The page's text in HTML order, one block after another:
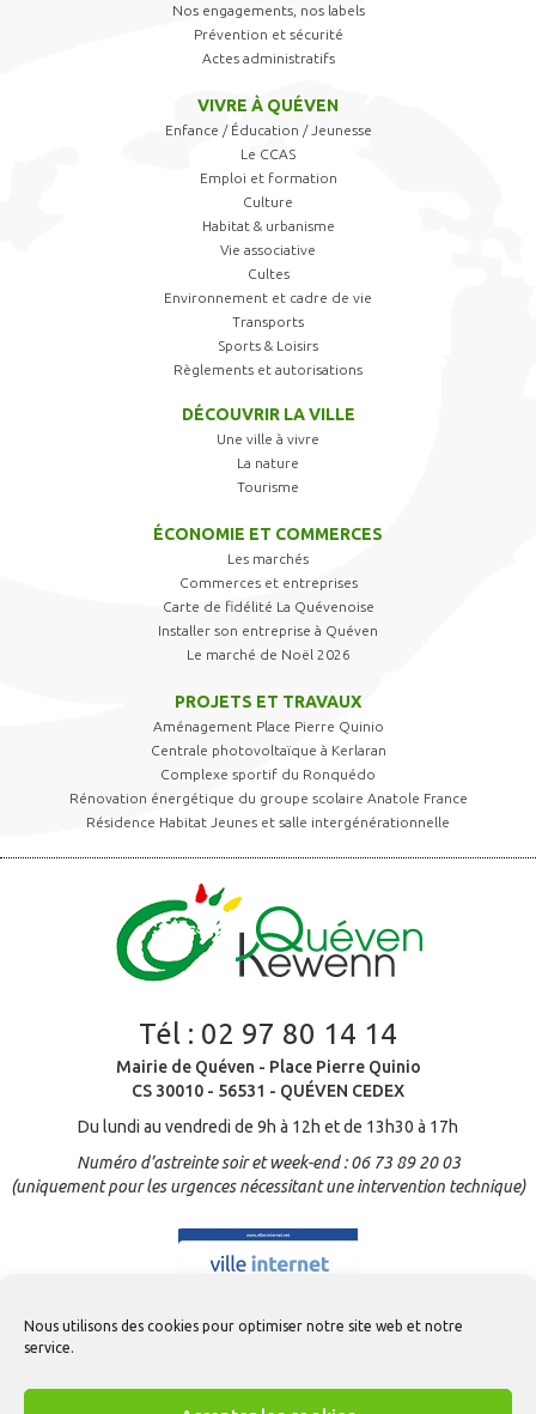
Nous utilisons des cookies pour optimiser notre site web et notre
service.
Nos engagements, nos labels
Prévention et sécurité
Actes administratifs
VIVRE À QUÉVEN
Enfance / Éducation / Jeunesse
Le CCAS
Emploi et formation
Culture
Habitat & urbanisme
Vie associative
Cultes
Environnement et cadre de vie
Transports
Sports & Loisirs
Règlements et autorisations
DÉCOUVRIR LA VILLE
Une ville à vivre
La nature
Tourisme
ÉCONOMIE ET COMMERCES
Les marchés
Commerces et entreprises
Carte de fidélité La Quévenoise
Installer son entreprise à Quéven
Le marché de Noël 2026
PROJETS ET TRAVAUX
Aménagement Place Pierre Quinio
Centrale photovoltaïque à Kerlaran
Complexe sportif du Ronquédo
Rénovation énergétique du groupe scolaire Anatole France
Résidence Habitat Jeunes et salle intergénérationnelle
Tél : 02 97 80 14 14
Mairie de Quéven - Place Pierre Quinio
CS 30010 - 56531 - QUÉVEN CEDEX
Du lundi au vendredi de 9h à 12h et de 13h30 à 17h
Numéro d’astreinte soir et week-end : 06 73 89 20 03
(uniquement pour les urgences nécessitant une intervention technique)